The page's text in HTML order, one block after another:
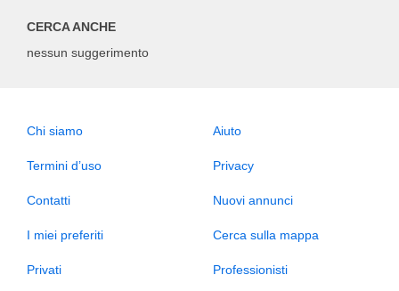
CERCA ANCHE
nessun suggerimento
Chi siamo Aiuto
Termini d’uso Privacy
Contatti Nuovi annunci
I miei preferiti Cerca sulla mappa
Privati Professionisti